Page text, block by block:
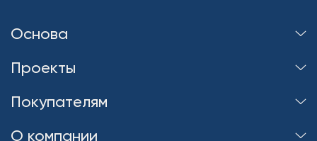
Основа
Проекты
Покупателям
О компании